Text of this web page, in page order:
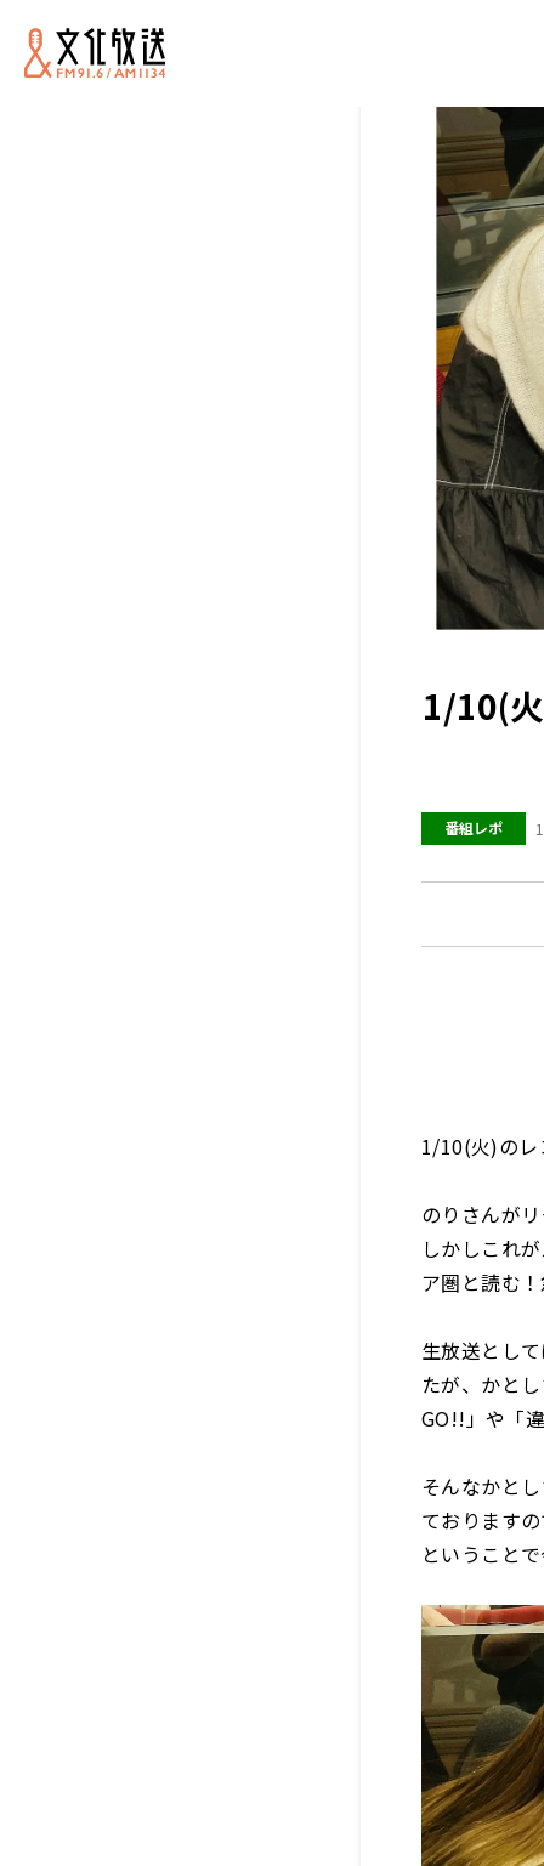
1/10(
番組レポ
1/10(火)のレ
のりさんが
しかしこれ
ア圏と読む
生放送とし
たが、かと
GO!!」や「
そんなかと
ております
ということ